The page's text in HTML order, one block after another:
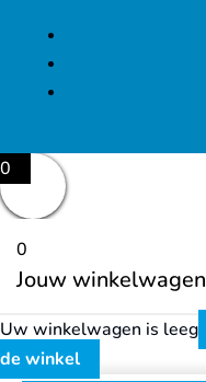
0
0
Jouw winkelwagen
Uw winkelwagen is leeg
de winkel